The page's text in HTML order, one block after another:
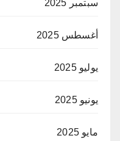
سبتمبر 2025
أغسطس 2025
يوليو 2025
يونيو 2025
مايو 2025